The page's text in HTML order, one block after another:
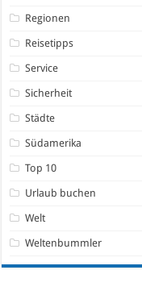
Regionen
Reisetipps
Service
Sicherheit
Städte
Südamerika
Top 10
Urlaub buchen
Welt
Weltenbummler